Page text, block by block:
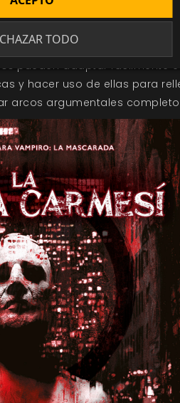
o de forma sucesiva
crónica.
pueden adaptar fácilmente
y hacer uso de ellas para
arcos argumentales
TODO